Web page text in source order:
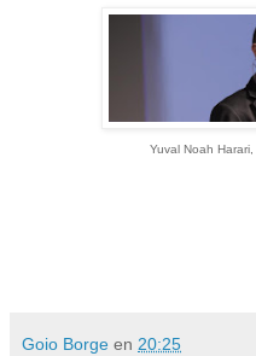
Yuval Noah Harari,
Goio Borge en 20:25